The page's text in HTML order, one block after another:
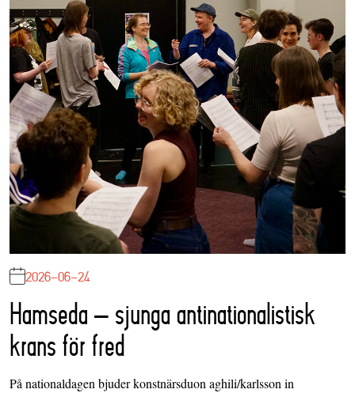
2026-06-24
Hamseda – sjunga antinationalistisk
krans för fred
På nationaldagen bjuder konstnärsduon aghili/karlsson in